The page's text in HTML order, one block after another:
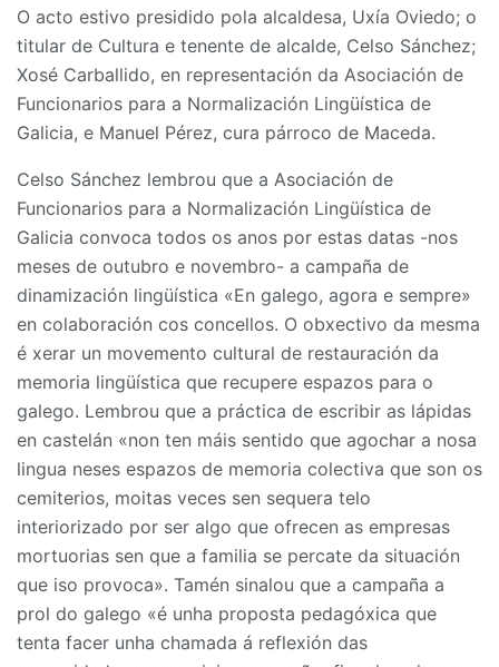
O acto estivo presidido pola alcaldesa, Uxía Oviedo; o
titular de Cultura e tenente de alcalde, Celso Sánchez;
Xosé Carballido, en representación da Asociación de
Funcionarios para a Normalización Lingüística de
Galicia, e Manuel Pérez, cura párroco de Maceda.
Celso Sánchez lembrou que a Asociación de
Funcionarios para a Normalización Lingüística de
Galicia convoca todos os anos por estas datas -nos
meses de outubro e novembro- a campaña de
dinamización lingüística «En galego, agora e sempre»
en colaboración cos concellos. O obxectivo da mesma
é xerar un movemento cultural de restauración da
memoria lingüística que recupere espazos para o
galego. Lembrou que a práctica de escribir as lápidas
en castelán «non ten máis sentido que agochar a nosa
lingua neses espazos de memoria colectiva que son os
cemiterios, moitas veces sen sequera telo
interiorizado por ser algo que ofrecen as empresas
mortuorias sen que a familia se percate da situación
que iso provoca». Tamén sinalou que a campaña a
prol do galego «é unha proposta pedagóxica que
tenta facer unha chamada á reflexión das